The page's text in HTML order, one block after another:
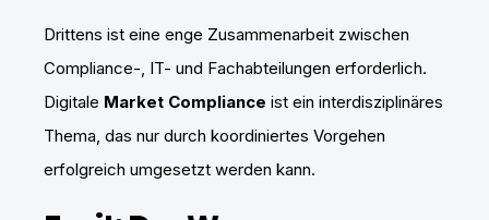
Drittens ist eine enge Zusammenarbeit zwischen
Compliance-, IT- und Fachabteilungen erforderlich.
Digitale Market Compliance ist ein interdisziplinäres
Thema, das nur durch koordiniertes Vorgehen
erfolgreich umgesetzt werden kann.